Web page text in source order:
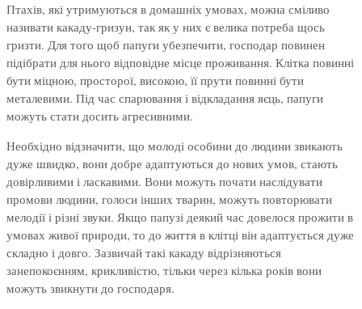
Птахів, які утримуються в домашніх умовах, можна сміливо
називати какаду-гризун, так як у них є велика потреба щось
гризти. Для того щоб папуги убезпечити, господар повинен
підібрати для нього відповідне місце проживання. Клітка повинні
бути міцною, просторої, високою, її прути повинні бути
металевими. Під час спарювання і відкладання яєць, папуги
можуть стати досить агресивними.
Необхідно відзначити, що молоді особини до людини звикають
дуже швидко, вони добре адаптуються до нових умов, стають
довірливими і ласкавими. Вони можуть почати наслідувати
промови людини, голоси інших тварин, можуть повторювати
мелодії і різні звуки. Якщо папузі деякий час довелося прожити в
умовах живої природи, то до життя в клітці він адаптується дуже
складно і довго. Зазвичай такі какаду відрізняються
занепокоєнням, крикливістю, тільки через кілька років вони
можуть звикнути до господаря.